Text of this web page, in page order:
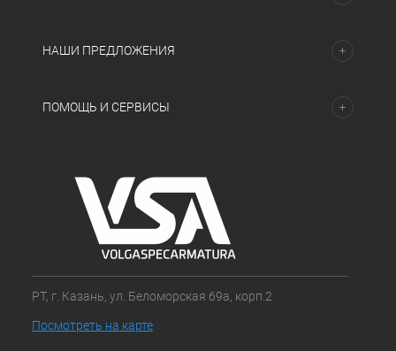
НАШИ ПРЕДЛОЖЕНИЯ
ПОМОЩЬ И СЕРВИСЫ
РТ, г. Казань, ул. Беломорская 69а, корп.2
Посмотреть на карте